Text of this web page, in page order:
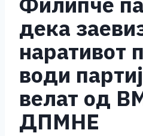
дека
наративот
води
велат од
ДПМНЕ